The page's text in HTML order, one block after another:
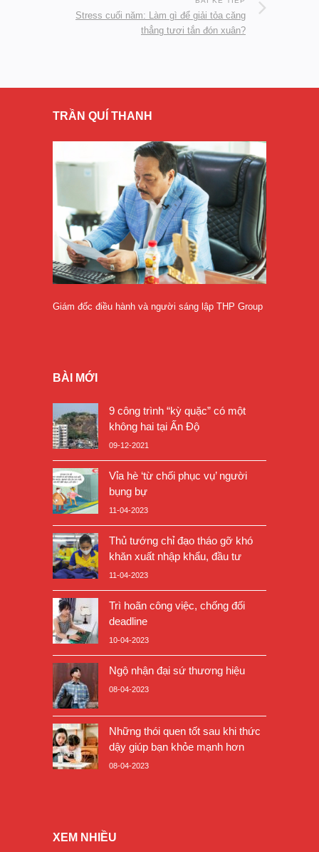
Stress cuối năm: Làm gì để giải tỏa căng
thẳng tươi tắn đón xuân?
TRẦN QUÍ THANH
Giám đốc điều hành và người sáng lập THP Group
BÀI MỚI
9 công trình “kỳ quặc” có một
không hai tại Ấn Độ
09-12-2021
Vỉa hè ‘từ chối phục vụ’ người
bụng bự
11-04-2023
Thủ tướng chỉ đạo tháo gỡ khó
khăn xuất nhập khẩu, đầu tư
11-04-2023
Trì hoãn công việc, chống đối
deadline
10-04-2023
Ngộ nhận đại sứ thương hiệu
08-04-2023
Những thói quen tốt sau khi thức
dậy giúp bạn khỏe mạnh hơn
08-04-2023
XEM NHIỀU